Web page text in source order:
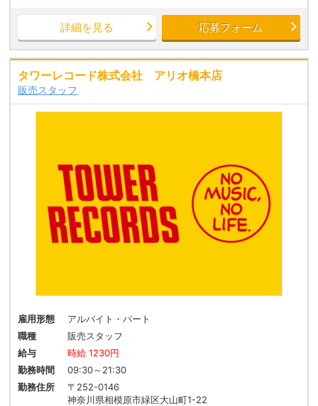
詳細を見る 応募フォーム
タワーレコード株式会社 アリオ橋本店
販売スタッフ
雇用形態
アルバイト・パート
職種
販売スタッフ
給与
時給 1230円
勤務時間
09:30～21:30
勤務住所
〒252-0146
神奈川県相模原市緑区大山町1-22